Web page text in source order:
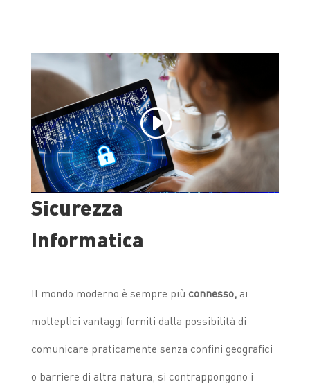
Sicurezza
Informatica
Il mondo moderno è sempre più connesso, ai
molteplici vantaggi forniti dalla possibilità di
comunicare praticamente senza confini geografici
o barriere di altra natura, si contrappongono i